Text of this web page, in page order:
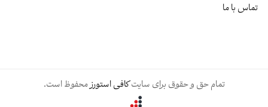
تماس با ما
تمام حق و حقوق برای سایتکافی استورزمحفوظ است.